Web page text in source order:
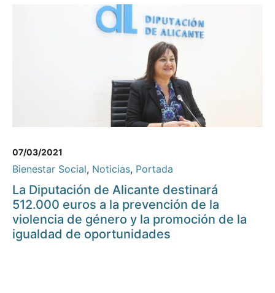
07/03/2021
Bienestar Social, Noticias, Portada
La Diputación de Alicante destinará
512.000 euros a la prevención de la
violencia de género y la promoción de la
igualdad de oportunidades